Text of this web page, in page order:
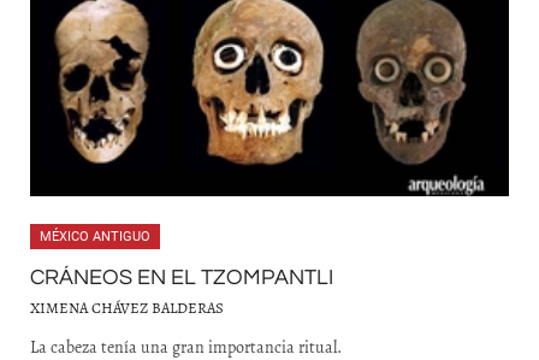
MÉXICO ANTIGUO
CRÁNEOS EN EL TZOMPANTLI
XIMENA CHÁVEZ BALDERAS
La cabeza tenía una gran importancia ritual.